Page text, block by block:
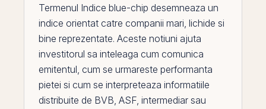
Termenul Indice blue-chip desemneaza un
indice orientat catre companii mari, lichide si
bine reprezentate. Aceste notiuni ajuta
investitorul sa inteleaga cum comunica
emitentul, cum se urmareste performanta
pietei si cum se interpreteaza informatiile
distribuite de BVB, ASF, intermediar sau